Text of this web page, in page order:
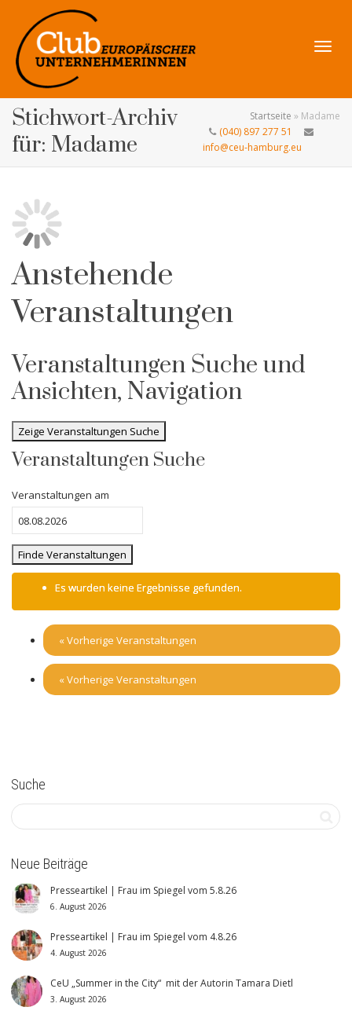
Stichwort-Archiv
für: Madame
Startseite » Madame
(040) 897 277 51
info@ceu-hamburg.eu
Anstehende
Veranstaltungen
Veranstaltungen Suche und
Ansichten, Navigation
Zeige Veranstaltungen Suche
Veranstaltungen Suche
Veranstaltungen am
Es wurden keine Ergebnisse gefunden.
«Vorherige Veranstaltungen
«Vorherige Veranstaltungen
Suche
Neue Beiträge
Presseartikel | Frau im Spiegel vom 5.8.26
6. August 2026
Presseartikel | Frau im Spiegel vom 4.8.26
4. August 2026
CeU „Summer in the City“ mit der Autorin Tamara Dietl
3. August 2026